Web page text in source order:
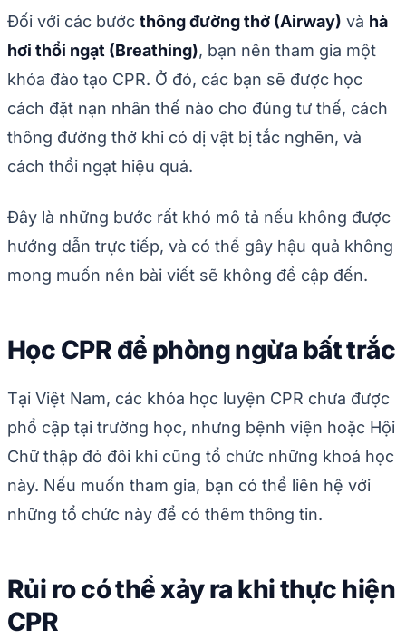
Đối với các bước thông đường thở (Airway) và hà
hơi thổi ngạt (Breathing), bạn nên tham gia một
khóa đào tạo CPR. Ở đó, các bạn sẽ được học
cách đặt nạn nhân thế nào cho đúng tư thế, cách
thông đường thở khi có dị vật bị tắc nghẽn, và
cách thổi ngạt hiệu quả.
Đây là những bước rất khó mô tả nếu không được
hướng dẫn trực tiếp, và có thể gây hậu quả không
mong muốn nên bài viết sẽ không đề cập đến.
Học CPR để phòng ngừa bất trắc
Tại Việt Nam, các khóa học luyện CPR chưa được
phổ cập tại trường học, nhưng bệnh viện hoặc Hội
Chữ thập đỏ đôi khi cũng tổ chức những khoá học
này. Nếu muốn tham gia, bạn có thể liên hệ với
những tổ chức này để có thêm thông tin.
Rủi ro có thể xảy ra khi thực hiện
CPR